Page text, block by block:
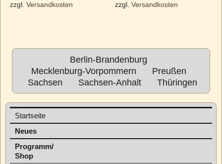
zzgl. Versandkosten zzgl.Versandkosten
Berlin-Brandenburg
Mecklenburg-Vorpommern
Preußen
Sachsen
Sachsen-Anhalt Thüringen
Startseite
Neues
Programm/
Shop